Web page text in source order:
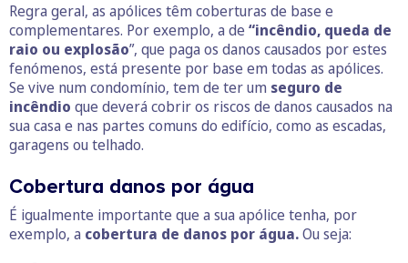
Regra geral, as apólices têm coberturas de base e
complementares. Por exemplo, a de “incêndio, queda de
raio ou explosão”, que paga os danos causados por estes
fenómenos, está presente por base em todas as apólices.
Se vive num condomínio, tem de ter um seguro de
incêndio que deverá cobrir os riscos de danos causados na
sua casa e nas partes comuns do edifício, como as escadas,
garagens ou telhado.
Cobertura danos por água
É igualmente importante que a sua apólice tenha, por
exemplo, a cobertura de danos por água.Ou seja: